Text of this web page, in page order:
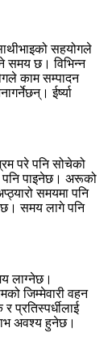
सहयोगले
समय छ। विभिन्न
काम सम्पादन
ईर्ष्या
परे पनि सोचेको
पनि पाइनेछ। अरूको
समयमा पनि
समय लागे पनि
लाग्नेछ।
जिम्मेवारी वहन
प्रतिस्पर्धीलाई
अवश्य हुनेछ।